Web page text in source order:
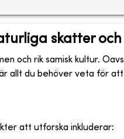
skatter
och rik samisk kultur.
allt du behöver veta för
att utforska inkluderar: